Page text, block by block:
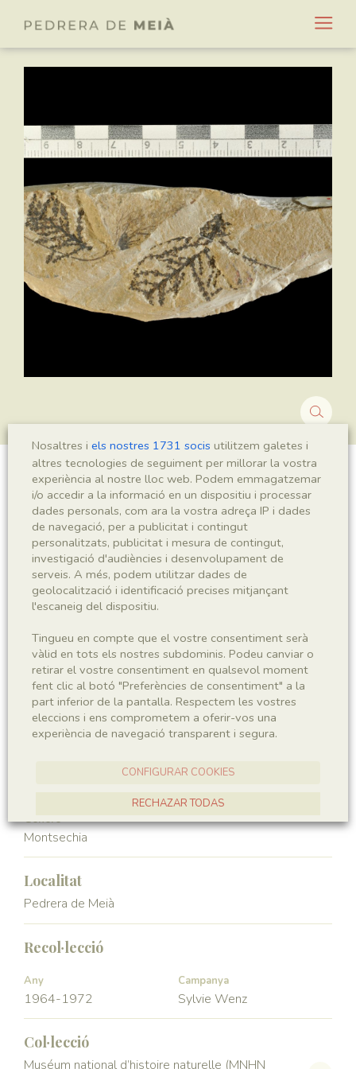
Montsechia vidalii
Sigla
MNHN 17906
Taxonomia
Regne
Plantae
Phyllum
Spermatophyta
Subphyllum
Angiospermae
Classe
Magnoliopsida
Montsechiaceae
Génere
Montsechia
Localitat
Pedrera de Meià
Recol·lecció
Any
1964-1972
Campanya
Sylvie Wenz
Col·lecció
Muséum national d’histoire naturelle (MNHN
Nosaltres i els nostres 1731 socis utilitzem galetes i
altres tecnologies de seguiment per millorar la vostra
experiència al nostre lloc web. Podem emmagatzemar
i/o accedir a la informació en un dispositiu i processar
dades personals, com ara la vostra adreça IP i dades
de navegació, per a publicitat i contingut
personalitzats, publicitat i mesura de contingut,
investigació d'audiències i desenvolupament de
serveis. A més, podem utilitzar dades de
geolocalització i identificació precises mitjançant
l'escaneig del dispositiu.
Tingueu en compte que el vostre consentiment serà
vàlid en tots els nostres subdominis. Podeu canviar o
retirar el vostre consentiment en qualsevol moment
fent clic al botó "Preferències de consentiment" a la
part inferior de la pantalla. Respectem les vostres
eleccions i ens comprometem a oferir-vos una
experiència de navegació transparent i segura.
CONFIGURAR COOKIES
RECHAZAR TODAS
ACCEPTAR TOTES